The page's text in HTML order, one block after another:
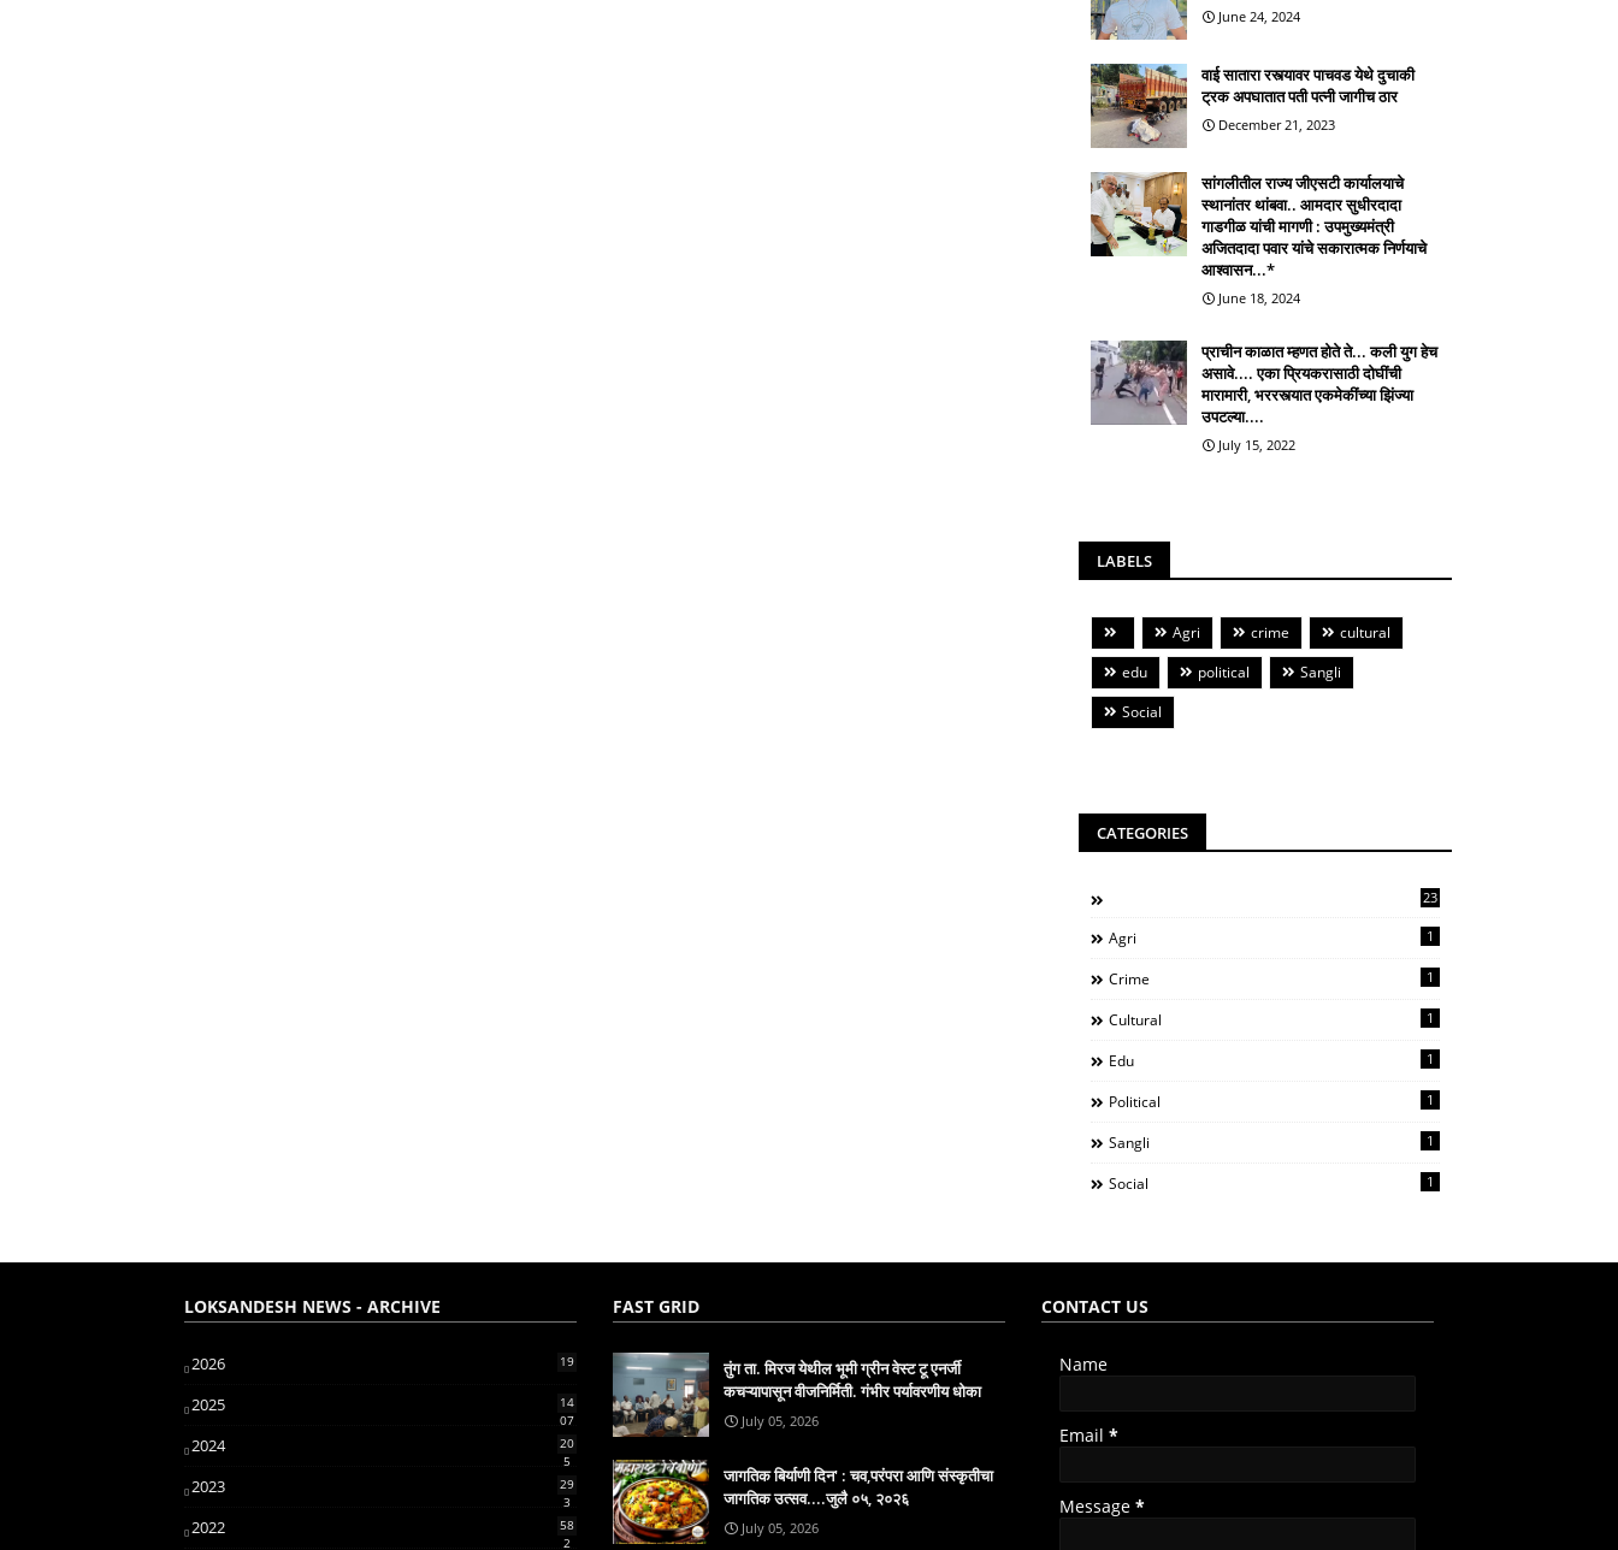
June 24, 2024
वाई सातारा रस्त्यावर पाचवड येथे दुचाकी
ट्रक अपघातात पती पत्नी जागीच ठार
December 21, 2023
सांगलीतील राज्य जीएसटी कार्यालयाचे
स्थानांतर थांबवा.. आमदार सुधीरदादा
गाडगीळ यांची मागणी : उपमुख्यमंत्री
अजितदादा पवार यांचे सकारात्मक निर्णयाचे
आश्वासन...*
June 18, 2024
प्राचीन काळात म्हणत होते ते... कली युग हेच
असावे.... एका प्रियकरासाठी दोघींची
मारामारी, भररस्त्यात एकमेकींच्या झिंज्या
उपटल्या....
July 15, 2022
LABELS
Agri crime
cultural
edu
political
Sangli
Social
CATEGORIES
23
Agri 1
Crime 1
Cultural 1
Edu 1
Political 1
Sangli 1
Social 1
LOKSANDESH NEWS - ARCHIVE
2026 19
2025
14
07
2024
20
5
2023
29
3
2022
58
2
FAST GRID
तुंग ता. मिरज येथील भूमी ग्रीन वेस्ट टू एनर्जी
कचऱ्यापासून वीजनिर्मिती. गंभीर पर्यावरणीय धोका
July 05, 2026
जागतिक बिर्याणी दिन' : चव,परंपरा आणि संस्कृतीचा
जागतिक उत्सव....जुलै ०५, २०२६
July 05, 2026
CONTACT US
Name
Email *
Message *